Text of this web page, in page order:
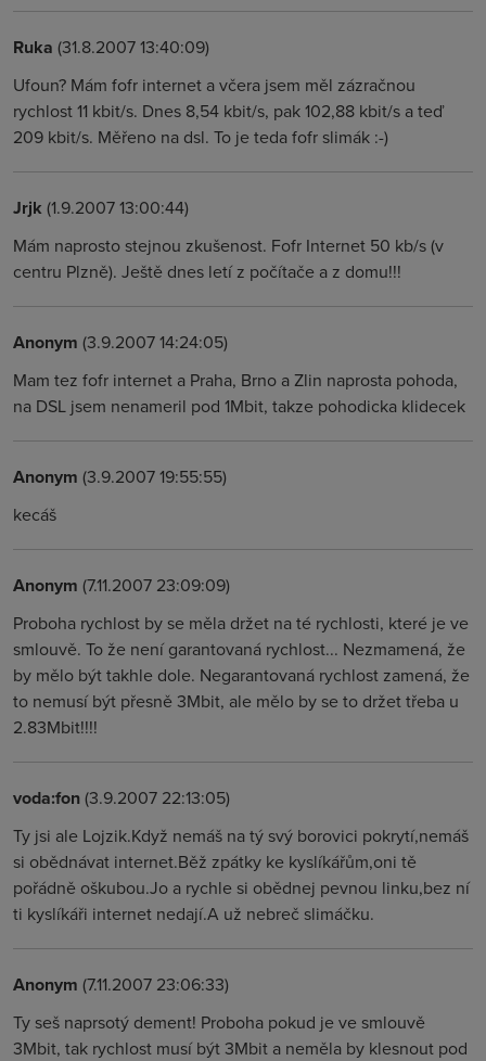
Ruka (31.8.2007 13:40:09)
Ufoun? Mám fofr internet a včera jsem měl zázračnou
rychlost 11 kbit/s. Dnes 8,54 kbit/s, pak 102,88 kbit/s a teď
209 kbit/s. Měřeno na dsl. To je teda fofr slimák :-)
Jrjk (1.9.2007 13:00:44)
Mám naprosto stejnou zkušenost. Fofr Internet 50 kb/s (v
centru Plzně). Ještě dnes letí z počítače a z domu!!!
Anonym (3.9.2007 14:24:05)
Mam tez fofr internet a Praha, Brno a Zlin naprosta pohoda,
na DSL jsem nenameril pod 1Mbit, takze pohodicka klidecek
Anonym (3.9.2007 19:55:55)
kecáš
Anonym (7.11.2007 23:09:09)
Proboha rychlost by se měla držet na té rychlosti, které je ve
smlouvě. To že není garantovaná rychlost... Nezmamená, že
by mělo být takhle dole. Negarantovaná rychlost zamená, že
to nemusí být přesně 3Mbit, ale mělo by se to držet třeba u
2.83Mbit!!!!
voda:fon(3.9.2007 22:13:05)
Ty jsi ale Lojzik.Když nemáš na tý svý borovici pokrytí,nemáš
si obědnávat internet.Běž zpátky ke kyslíkářům,oni tě
pořádně oškubou.Jo a rychle si obědnej pevnou linku,bez ní
ti kyslíkáři internet nedají.A už nebreč slimáčku.
Anonym (7.11.2007 23:06:33)
Ty seš naprsotý dement! Proboha pokud je ve smlouvě
3Mbit, tak rychlost musí být 3Mbit a neměla by klesnout pod